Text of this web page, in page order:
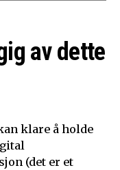
av dette
klare å holde
(det er et